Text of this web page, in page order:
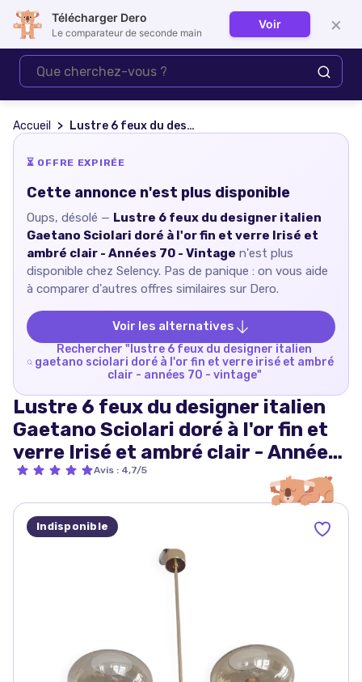
Se connecter
Accueil Lustre 6 feux du designer italien Gaetano Sciolari doré à l'or fin et verre Irisé et ambré clair - Années 70 - Vintage
⏳ OFFRE EXPIRÉE
Cette annonce n'est plus disponible
Oups, désolé — Lustre 6 feux du designer italien
Gaetano Sciolari doré à l'or fin et verre Irisé et
ambré clair - Années 70 - Vintage n'est plus
disponible chez Selency. Pas de panique : on vous aide
à comparer d'autres offres similaires sur Dero.
Voir les alternatives
Rechercher " lustre 6 feux du designer italien
gaetano sciolari doré à l'or fin et verre irisé et ambré
clair - années 70 - vintage"
Lustre 6 feux du designer italien
Gaetano Sciolari doré à l'or fin et
verre Irisé et ambré clair - Années
70 - Vintage
Avis : 4,7/5
Indisponible
Télécharger Dero
Le comparateur de seconde main
Voir ×